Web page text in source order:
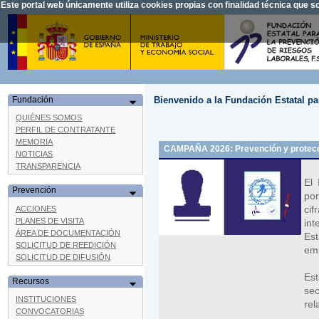
Fundación
QUIÉNES SOMOS
PERFIL DE CONTRATANTE
MEMORIA
NOTICIAS
TRANSPARENCIA
Prevención
ACCIONES
PLANES DE VISITA
ÁREA DE DOCUMENTACIÓN
SOLICITUD DE REEDICIÓN
SOLICITUD DE DIFUSIÓN
Recursos
INSTITUCIONES
CONVOCATORIAS
Este portal web únicamente utiliza cookies propias con finalidad técnica que
¿Qué es una cookie?
Bienvenido a la Fundación Estatal
CAMPAÑA 2026: Prevención y
El